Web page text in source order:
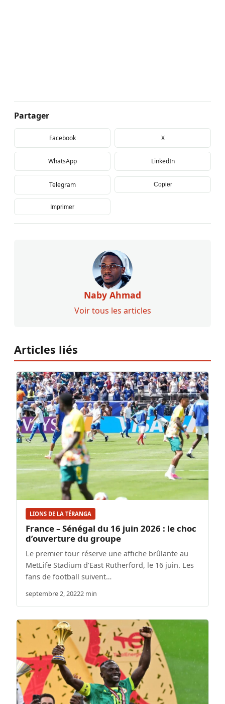
Partager
Facebook X
WhatsApp LinkedIn
Telegram Copier
Imprimer
Naby Ahmad
Voir tous les articles
Articles liés
LIONS DE LA TÉRANGA
France – Sénégal du 16 juin 2026 : le choc
d’ouverture du groupe
Le premier tour réserve une affiche brûlante au
MetLife Stadium d’East Rutherford, le 16 juin. Les
fans de football suivent…
septembre 2, 20222 min